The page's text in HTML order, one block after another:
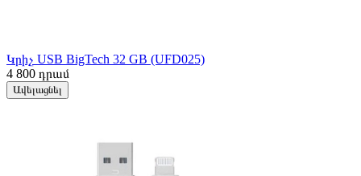
Կրիչ USB BigTech 32 GB (UFD025)
4 800 դրամ
Ավելացնել